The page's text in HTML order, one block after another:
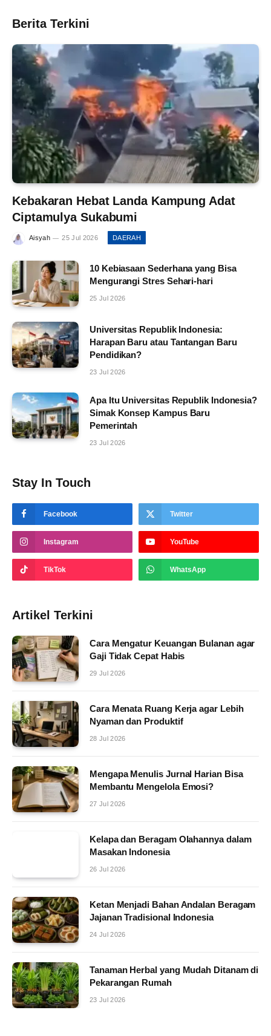
Berita Terkini
Kebakaran Hebat Landa Kampung Adat
Ciptamulya Sukabumi
Aisyah 25 Jul 2026 DAERAH
10 Kebiasaan Sederhana yang Bisa
Mengurangi Stres Sehari-hari
25 Jul 2026
Universitas Republik Indonesia:
Harapan Baru atau Tantangan Baru
Pendidikan?
23 Jul 2026
Apa Itu Universitas Republik Indonesia?
Simak Konsep Kampus Baru
Pemerintah
23 Jul 2026
Stay In Touch
Facebook Twitter
Instagram YouTube
TikTok WhatsApp
Artikel Terkini
Cara Mengatur Keuangan Bulanan agar
Gaji Tidak Cepat Habis
29 Jul 2026
Cara Menata Ruang Kerja agar Lebih
Nyaman dan Produktif
28 Jul 2026
Mengapa Menulis Jurnal Harian Bisa
Membantu Mengelola Emosi?
27 Jul 2026
Kelapa dan Beragam Olahannya dalam
Masakan Indonesia
26 Jul 2026
Ketan Menjadi Bahan Andalan Beragam
Jajanan Tradisional Indonesia
24 Jul 2026
Tanaman Herbal yang Mudah Ditanam di
Pekarangan Rumah
23 Jul 2026